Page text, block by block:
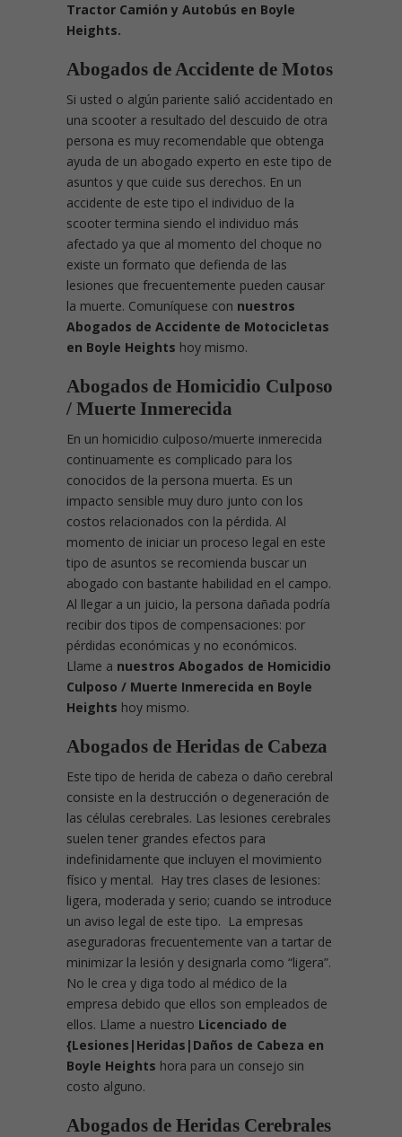
Tractor Camión y Autobús en Boyle
Heights.
Abogados de Accidente de Motos
Si usted o algún pariente salió accidentado en
una scooter a resultado del descuido de otra
persona es muy recomendable que obtenga
ayuda de un abogado experto en este tipo de
asuntos y que cuide sus derechos. En un
accidente de este tipo el individuo de la
scooter termina siendo el individuo más
afectado ya que al momento del choque no
existe un formato que defienda de las
lesiones que frecuentemente pueden causar
la muerte. Comuníquese con nuestros
Abogados de Accidente de Motocicletas
en Boyle Heights hoy mismo.
Abogados de Homicidio Culposo
/ Muerte Inmerecida
En un homicidio culposo/muerte inmerecida
continuamente es complicado para los
conocidos de la persona muerta. Es un
impacto sensible muy duro junto con los
costos relacionados con la pérdida. Al
momento de iniciar un proceso legal en este
tipo de asuntos se recomienda buscar un
abogado con bastante habilidad en el campo.
Al llegar a un juicio, la persona dañada podría
recibir dos tipos de compensaciones: por
pérdidas económicas y no económicos.
Llame a nuestros Abogados de Homicidio
Culposo / Muerte Inmerecida en Boyle
Heights hoy mismo.
Abogados de Heridas de Cabeza
Este tipo de herida de cabeza o daño cerebral
consiste en la destrucción o degeneración de
las células cerebrales. Las lesiones cerebrales
suelen tener grandes efectos para
indefinidamente que incluyen el movimiento
físico y mental. Hay tres clases de lesiones:
ligera, moderada y serio; cuando se introduce
un aviso legal de este tipo. La empresas
aseguradoras frecuentemente van a tartar de
minimizar la lesión y designarla como “ligera”.
No le crea y diga todo al médico de la
empresa debido que ellos son empleados de
ellos. Llame a nuestro Licenciado de
{Lesiones|Heridas|Daños de Cabeza en
Boyle Heights hora para un consejo sin
costo alguno.
Abogados de Heridas Cerebrales